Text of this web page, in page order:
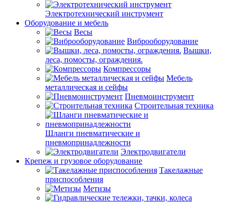
Электротехнический инструмент
Оборудование и мебель
Весы
Виброоборудование
Вышки,
леса, помосты, ограждения.
Компрессоры
Мебель
металлическая и сейфы
Пневмоинструмент
Строительная техника
Шланги пневматические и
пневмопринадлежности
Электродвигатели
Крепеж и грузовое оборудование
Такелажные
приспособления
Метизы